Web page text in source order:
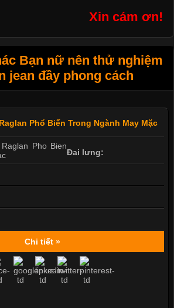
Xin cám ơn!
Bạn nữ nên thử nghiệm
jean đầy phong cách
Phổ Biến Trong Ngành May Mặc
Đai lưng:
Chi tiết »